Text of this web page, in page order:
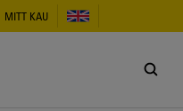
MITT KAU